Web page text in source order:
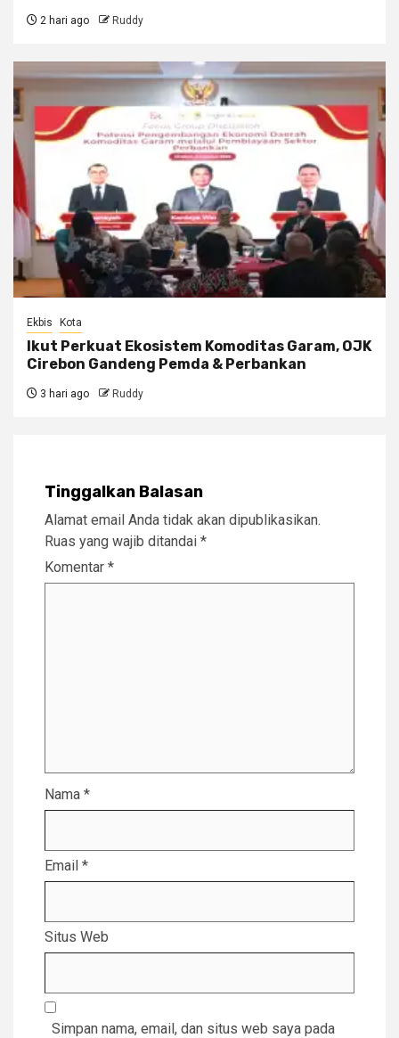
2 hari ago Ruddy
Ekbis Kota
Ikut Perkuat Ekosistem Komoditas Garam, OJK
Cirebon Gandeng Pemda & Perbankan
3 hari ago Ruddy
Tinggalkan Balasan
Alamat email Anda tidak akan dipublikasikan.
Ruas yang wajib ditandai *
Komentar *
Nama *
Email *
Situs Web
Simpan nama, email, dan situs web saya pada